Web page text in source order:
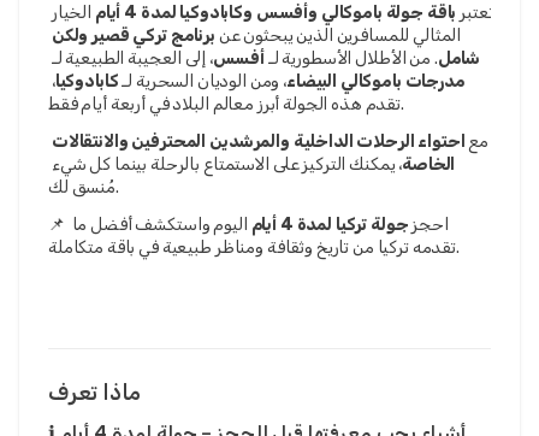
تعتبر باقة جولة باموكالي وأفسس وكابادوكيا لمدة 4 أيام
المثالي للمسافرين الذين يبحثون عن
شامل. من الأطلال الأسطورية لـ أفسس، إلى العجيبة الطبيعية لـ
مدرجات باموكالي البيضاء، ومن الوديان السحرية لـ كابادوكيا
تقدم هذه الجولة أبرز معالم البلاد في أربعة أيام فقط.
مع
الخاصة
مُنسق لك.
📌 احجز جولة تركيا لمدة 4 أيام
تقدمه تركيا من تاريخ وثقافة ومناظر طبيعية في باقة متكاملة.
ماذا تعرف